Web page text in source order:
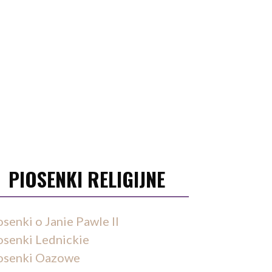
PIOSENKI RELIGIJNE
o Janie Pawle II
Lednickie
Oazowe